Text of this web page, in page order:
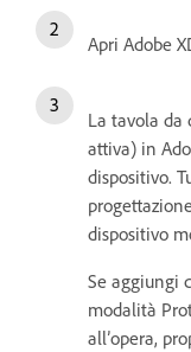
Apri Adobe
La tavola da
attiva) in
dispositivo.
dispositivo
Se aggiungi
modalità
all’opera,